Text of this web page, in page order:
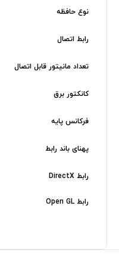
نوع حافظه
رابط اتصال
تعداد مانیتور قابل اتصال
کانکتور برق
فرکانس پایه
پهنای باند رابط
رابط DirectX
رابط Open GL